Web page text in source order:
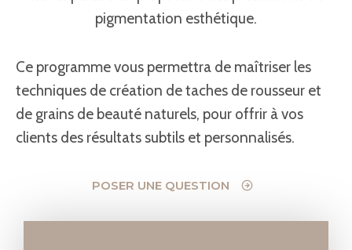
pigmentation esthétique.
Ce programme vous permettra de maîtriser les
techniques de création de taches de rousseur et
de grains de beauté naturels, pour offrir à vos
clients des résultats subtils et personnalisés.
POSER UNE QUESTION